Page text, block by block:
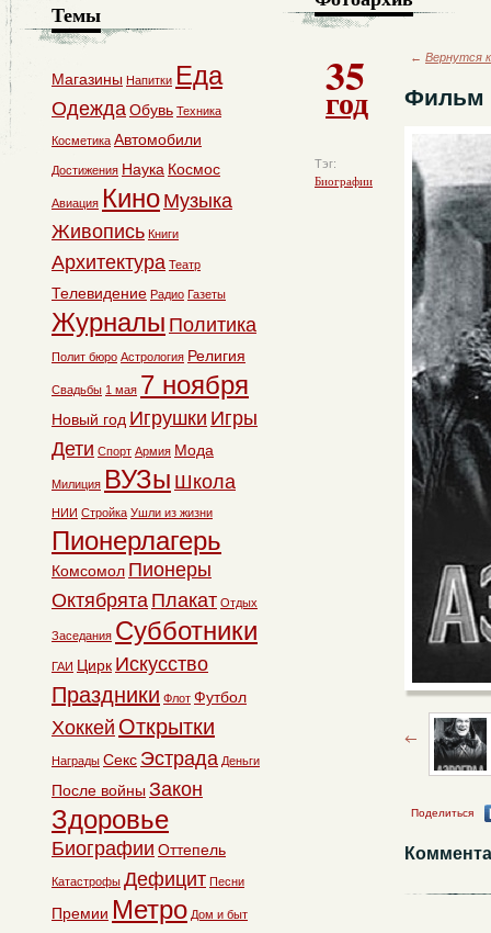
35
год
Тэг:
Биографии
← Вернутся
Фильм
Поделиться
Темы
Магазины Напитки Еда
ОдеждаОбувь Техника
Косметика Автомобили
Достижения Наука Космос
Авиация Кино Музыка
Живопись Книги
Архитектура Театр
Телевидение Радио Газеты
Журналы Политика
Полит бюро Астрология Религия
Свадьбы 1 мая 7 ноября
Новый год Игрушки Игры
Дети Спорт Армия Мода
Милиция ВУЗы Школа
НИИ Стройка Ушли из жизни
Пионерлагерь
Комсомол Пионеры
Октябрята Плакат Отдых
Заседания Субботники
ГАИ Цирк Искусство
Праздники Флот Футбол
Хоккей Открытки
Награды Секс Эстрада Деньги
После войны Закон
Здоровье
Биографии Оттепель
Катастрофы Дефицит Песни
Премии Метро Дом и быт